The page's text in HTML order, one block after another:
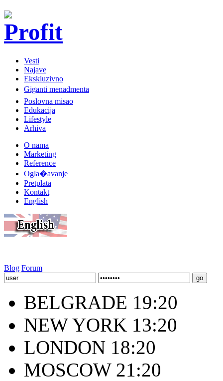
Vesti
Najave
Ekskluzivno
Giganti menadmenta
Poslovna misao
Edukacija
Lifestyle
Arhiva
O nama
Marketing
Reference
Ogla�avanje
Pretplata
Kontakt
English
Blog Forum
BELGRADE 19:20
NEW YORK 13:20
LONDON 18:20
MOSCOW 21:20